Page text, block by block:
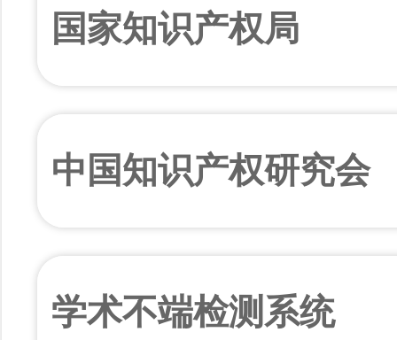
国家知识产权局
中国知识产权研究会
学术不端检测系统